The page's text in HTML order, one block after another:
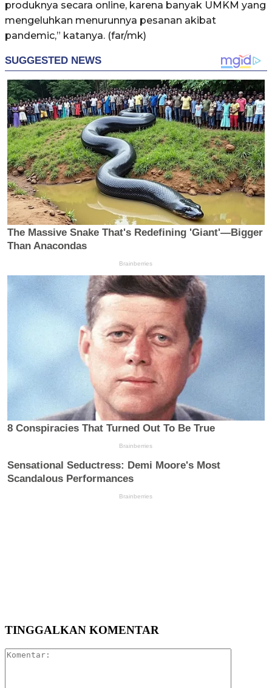
produknya secara online, karena banyak UMKM yang
mengeluhkan menurunnya pesanan akibat
pandemic,” katanya. (far/mk)
TINGGALKAN KOMENTAR